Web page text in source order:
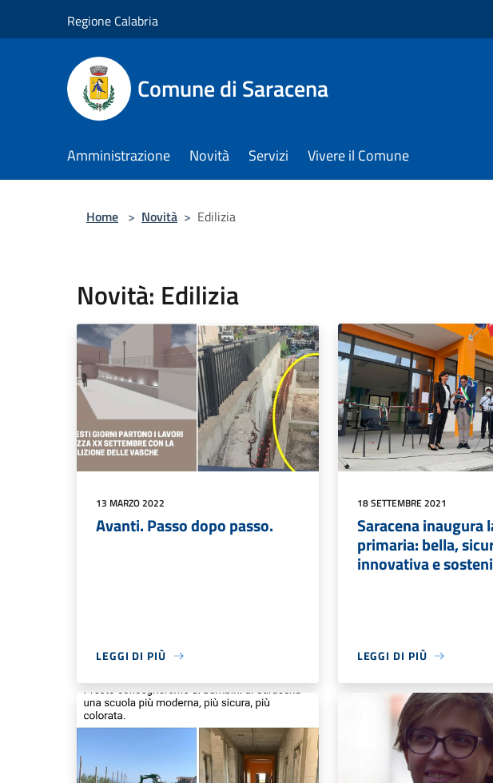
Regione Calabria
Comune di Saracena
Amministrazione Novità Servizi Vivere il Comune
Home > Novità > Edilizia
Novità: Edilizia
13 MARZO 2022
Avanti. Passo dopo passo.
LEGGI DI PIÙ
18 SETTEMBRE 2021
Saracena inaugura
primaria: bella,
innovativa e
LEGGI DI PIÙ